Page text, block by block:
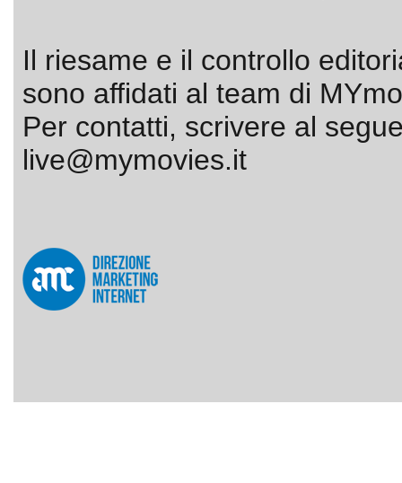
Il riesame e il controllo
sono affidati al team di
Per contatti, scrivere al
live@mymovies.it